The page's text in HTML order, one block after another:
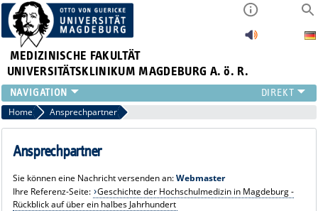
MEDIZINISCHE FAKULTÄT
UNIVERSITÄTSKLINIKUM MAGDEBURG A. ö. R.
INSTITUTE
KLINIKEN
ZENTRALE EINRICHTUNGEN
PRESSE
ÜBER UNS
Home Ansprechpartner
Ansprechpartner
Sie können eine Nachricht versenden an:Webmaster
Ihre Referenz-Seite: Geschichte der Hochschulmedizin in Magdeburg -
Rückblick auf über ein halbes Jahrhundert